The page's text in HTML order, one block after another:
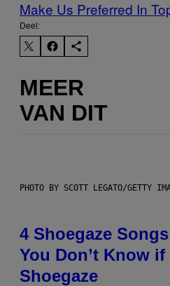
Make Us Preferred In
Deel:
MEER
VAN DIT
PHOTO BY SCOTT LEGATO/GETTY
4 Shoegaze
You Don’t Know
Shoegaze